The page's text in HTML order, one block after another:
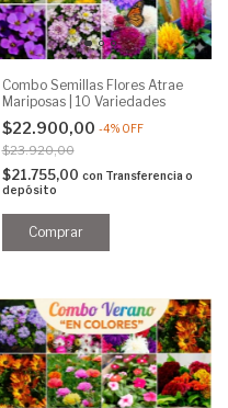
Combo Semillas Flores Atrae
Mariposas | 10 Variedades
$22.900,00 -4% OFF
$23.920,00
$21.755,00 con Transferencia o
depósito